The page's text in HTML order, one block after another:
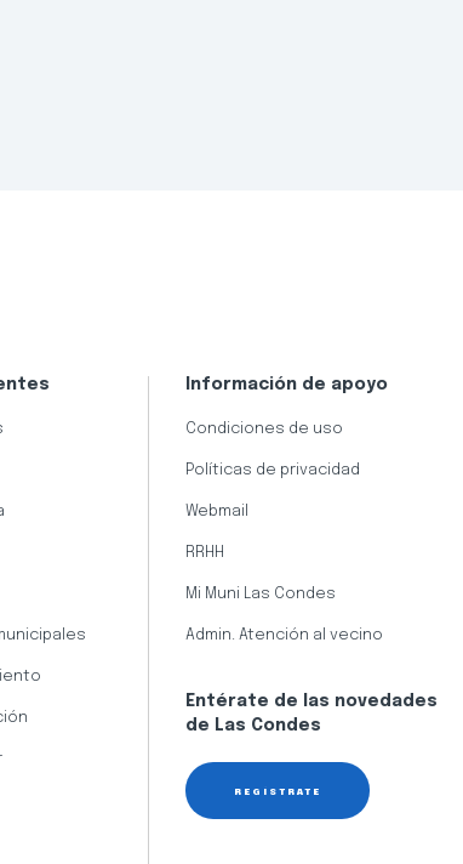
Información de apoyo
Condiciones de uso
Políticas de privacidad
Webmail
RRHH
Mi Muni Las Condes
Admin. Atención al vecino
Entérate de las novedades
de Las Condes
REGÍSTRATE